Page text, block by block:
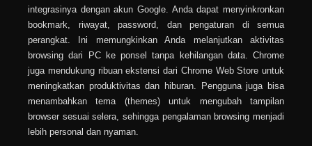
integrasinya dengan akun Google. Anda dapat menyinkronkan
bookmark, riwayat, password, dan pengaturan di semua
perangkat. Ini memungkinkan Anda melanjutkan aktivitas
browsing dari PC ke ponsel tanpa kehilangan data. Chrome
juga mendukung ribuan ekstensi dari Chrome Web Store untuk
meningkatkan produktivitas dan hiburan. Pengguna juga bisa
menambahkan tema (themes) untuk mengubah tampilan
browser sesuai selera, sehingga pengalaman browsing menjadi
lebih personal dan nyaman.